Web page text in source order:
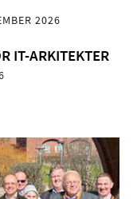
2026
IT-ARKITEKTER